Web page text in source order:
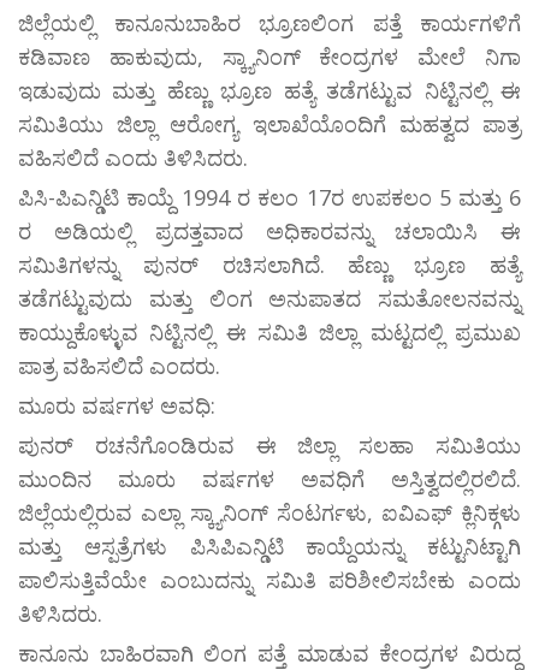
ಜಿಲ್ಲೆಯಲ್ಲಿ ಕಾನೂನುಬಾಹಿರ ಭ್ರೂಣಲಿಂಗ ಪತ್ತೆ ಕಾರ್ಯಗಳಿಗೆ
ಕಡಿವಾಣ ಹಾಕುವುದು, ಸ್ಕ್ಯಾನಿಂಗ್ ಕೇಂದ್ರಗಳ ಮೇಲೆ ನಿಗಾ
ಇಡುವುದು ಮತ್ತು ಹೆಣ್ಣು ಭ್ರೂಣ ಹತ್ಯೆ ತಡೆಗಟ್ಟುವ ನಿಟ್ಟಿನಲ್ಲಿ ಈ
ಸಮಿತಿಯು ಜಿಲ್ಲಾ ಆರೋಗ್ಯ ಇಲಾಖೆಯೊಂದಿಗೆ ಮಹತ್ವದ ಪಾತ್ರ
ವಹಿಸಲಿದೆ ಎಂದು ತಿಳಿಸಿದರು.
ಪಿಸಿ-ಪಿಎನ್ಡಿಟಿ ಕಾಯ್ದೆ 1994 ರ ಕಲಂ 17ರ ಉಪಕಲಂ 5 ಮತ್ತು 6
ರ ಅಡಿಯಲ್ಲಿ ಪ್ರದತ್ತವಾದ ಅಧಿಕಾರವನ್ನು ಚಲಾಯಿಸಿ ಈ
ಸಮಿತಿಗಳನ್ನು ಪುನರ್ ರಚಿಸಲಾಗಿದೆ. ಹೆಣ್ಣು ಭ್ರೂಣ ಹತ್ಯೆ
ತಡೆಗಟ್ಟುವುದು ಮತ್ತು ಲಿಂಗ ಅನುಪಾತದ ಸಮತೋಲನವನ್ನು
ಕಾಯ್ದುಕೊಳ್ಳುವ ನಿಟ್ಟಿನಲ್ಲಿ ಈ ಸಮಿತಿ ಜಿಲ್ಲಾ ಮಟ್ಟದಲ್ಲಿ ಪ್ರಮುಖ
ಪಾತ್ರ ವಹಿಸಲಿದೆ ಎಂದರು.
ಮೂರು ವರ್ಷಗಳ ಅವಧಿ:
ಪುನರ್ ರಚನೆಗೊಂಡಿರುವ ಈ ಜಿಲ್ಲಾ ಸಲಹಾ ಸಮಿತಿಯು
ಮುಂದಿನ ಮೂರು ವರ್ಷಗಳ ಅವಧಿಗೆ ಅಸ್ತಿತ್ವದಲ್ಲಿರಲಿದೆ.
ಜಿಲ್ಲೆಯಲ್ಲಿರುವ ಎಲ್ಲಾ ಸ್ಕ್ಯಾನಿಂಗ್ ಸೆಂಟರ್ಗಳು, ಐವಿಎಫ್ ಕ್ಲಿನಿಕ್ಗಳು
ಮತ್ತು ಆಸ್ಪತ್ರೆಗಳು ಪಿಸಿಪಿಎನ್ಡಿಟಿ ಕಾಯ್ದೆಯನ್ನು ಕಟ್ಟುನಿಟ್ಟಾಗಿ
ಪಾಲಿಸುತ್ತಿವೆಯೇ ಎಂಬುದನ್ನು ಸಮಿತಿ ಪರಿಶೀಲಿಸಬೇಕು ಎಂದು
ತಿಳಿಸಿದರು.
ಕಾನೂನು ಬಾಹಿರವಾಗಿ ಲಿಂಗ ಪತ್ತೆ ಮಾಡುವ ಕೇಂದ್ರಗಳ ವಿರುದ್ಧ